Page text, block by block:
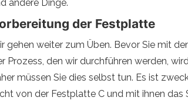
andere Dinge.
der Festplatte
gehen weiter zum Üben. Bevor Sie mit
Prozess, den wir durchführen werden,
müssen Sie dies selbst tun. Es ist
von der Festplatte C und mit ihnen das